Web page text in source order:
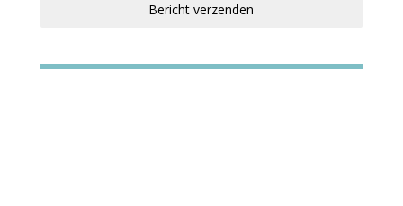
Bericht verzenden